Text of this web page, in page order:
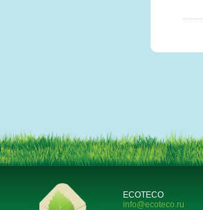
ECOTECO
info@ecoteco.ru